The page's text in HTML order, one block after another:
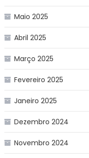
Maio 2025
Abril 2025
Março 2025
Fevereiro 2025
Janeiro 2025
Dezembro 2024
Novembro 2024